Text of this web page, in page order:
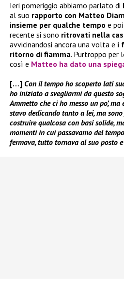
Ieri pomeriggio abbiamo parlato di
al suo rapporto con Matteo
insieme per qualche tempo e
recente si sono ritrovati nella
avvicinandosi ancora una volta e i
ritorno di fiamma. Purtroppo per
così e Matteo ha dato una
[…] Con il tempo ho scoperto lati
ho iniziato a svegliarmi da questo
Ammetto che ci ho messo un po’,
stavo dedicando tanto a lei, ma
costruire qualcosa con basi solide,
momenti in cui passavamo del
fermava, tutto tornava al suo posto